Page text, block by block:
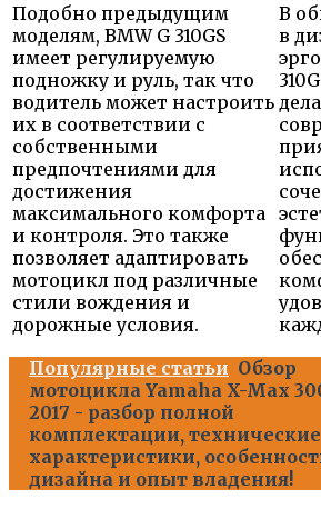
Подобно предыдущим
моделям, BMW G 310GS
имеет регулируемую
подножку и руль, так что
водитель может настроить
их в соответствии с
собственными
предпочтениями для
достижения
максимального комфорта
и контроля. Это также
позволяет адаптировать
мотоцикл под различные
стили вождения и
дорожные условия.
В
в
Популярные статьи Обзор
мотоцикла Yamaha X-Max
2017 - разбор полной
комплектации, технические
характеристики,
дизайна и опыт владения!